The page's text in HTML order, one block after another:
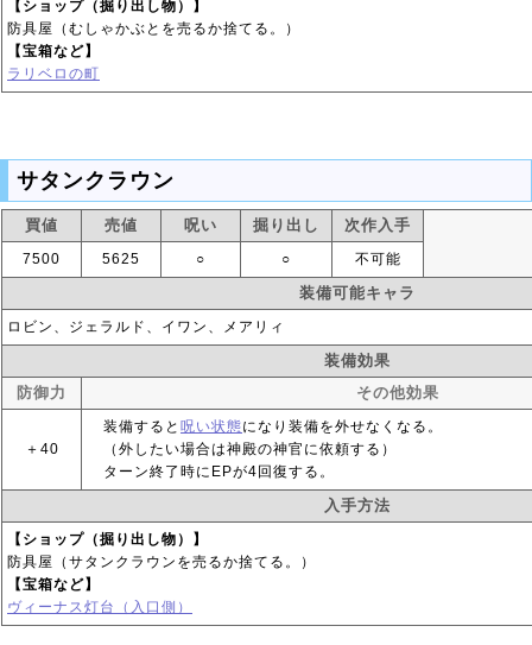
【ショップ（掘り出し物）】
防具屋（むしゃかぶとを売るか捨てる。）
【宝箱など】
ラリベロの町
サタンクラウン
買値 売値 呪い 掘り出し 次作入手
7500 5625 ○ ○ 不可能
装備可能キャラ
ロビン、ジェラルド、イワン、メアリィ
装備効果
防御力
その他効果
＋40
装備すると 呪い状態になり装備を外せなくなる。
（外したい場合は神殿の神官に依頼する）
ターン終了時にEPが4回復する。
入手方法
【ショップ（掘り出し物）】
防具屋（サタンクラウンを売るか捨てる。）
【宝箱など】
ヴィーナス灯台（入口側）